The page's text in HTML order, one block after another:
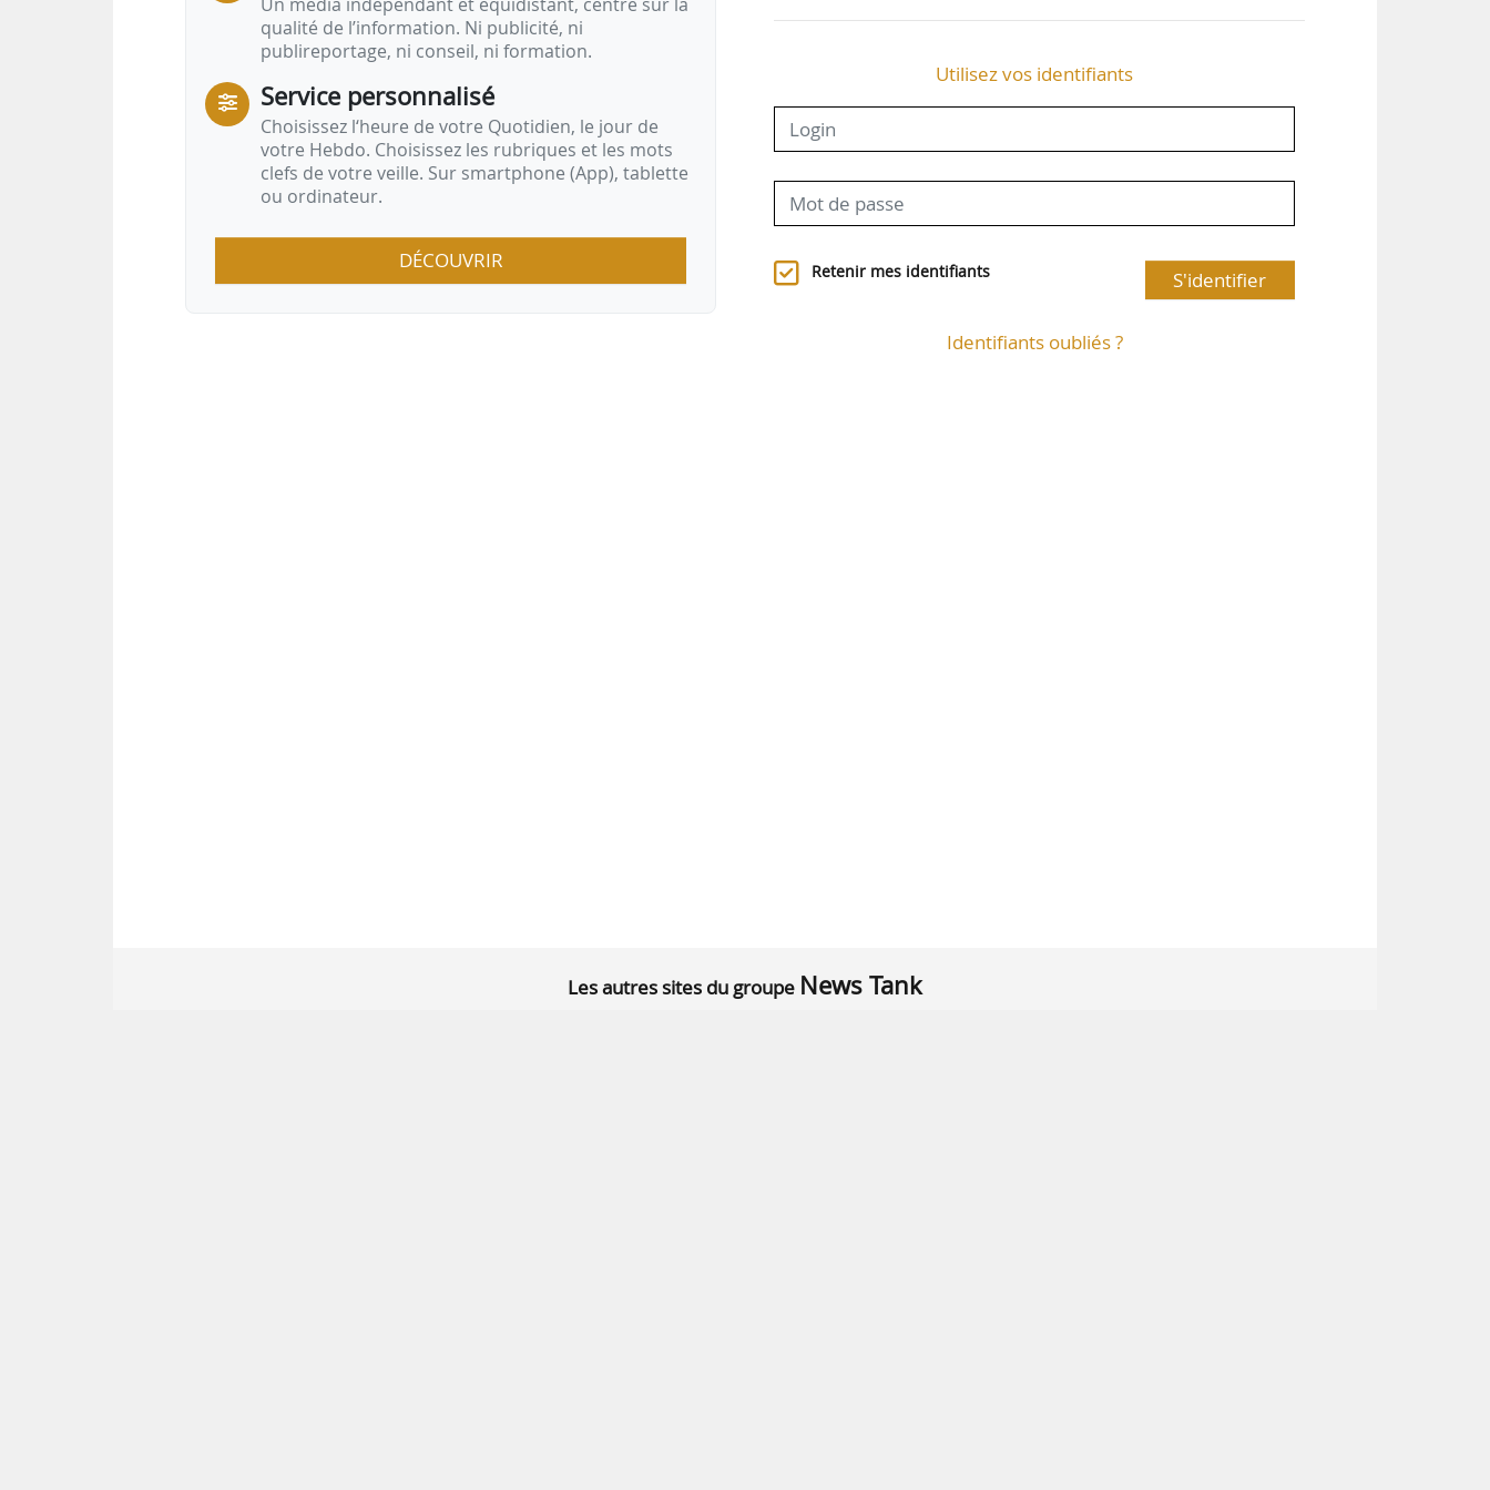
qualité de l’information. Ni publicité, ni
publireportage, ni conseil, ni formation.
Service personnalisé
Choisissez l‘heure de votre Quotidien, le jour de
votre Hebdo. Choisissez les rubriques et les mots
clefs de votre veille. Sur smartphone (App), tablette
ou ordinateur.
DÉCOUVRIR
Utilisez vos identifiants
Retenir mes identifiants S'identifier
Identifiants oubliés ?
Les autres sites du groupe News Tank